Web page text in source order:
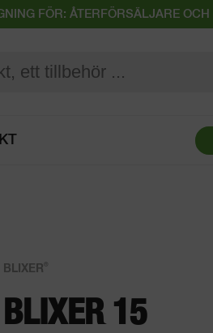
FÖR: ÅTERFÖRSÄLJARE
BLIXER
BLIXER 15